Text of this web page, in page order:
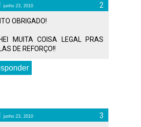
junho 23, 2010
OBRIGADO!
MUITA COISA LEGAL PRAS
DE REFORÇO!!
junho 23, 2010